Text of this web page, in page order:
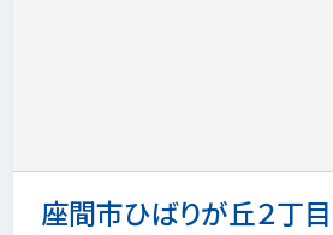
座間市ひばりが丘２丁目